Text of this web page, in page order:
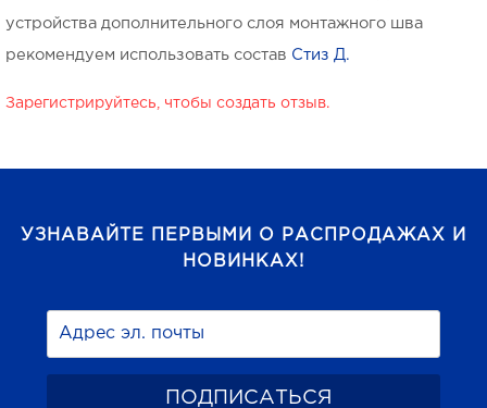
устройства дополнительного слоя монтажного шва
рекомендуем использовать состав Стиз Д.
Зарегистрируйтесь, чтобы создать отзыв.
УЗНАВАЙТЕ ПЕРВЫМИ О РАСПРОДАЖАХ И
НОВИНКАХ!